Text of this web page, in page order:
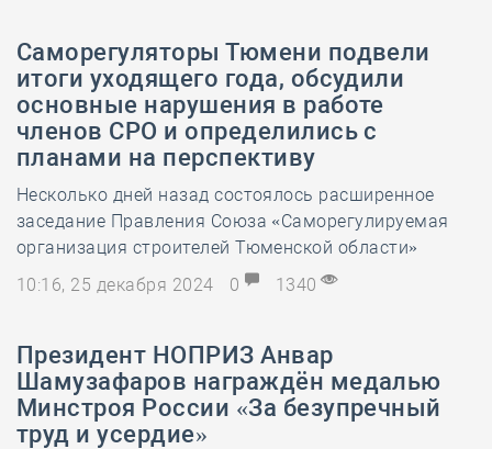
Саморегуляторы Тюмени подвели
итоги уходящего года, обсудили
основные нарушения в работе
членов СРО и определились с
планами на перспективу
Несколько дней назад состоялось расширенное
заседание Правления Союза «Саморегулируемая
организация строителей Тюменской области»
10:16, 25 декабря 2024
0 1340
Президент НОПРИЗ Анвар
Шамузафаров награждён медалью
Минстроя России «За безупречный
труд и усердие»